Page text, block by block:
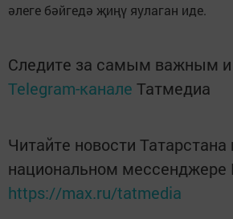
әлеге бәйгедә җиңү яулаган иде.
Следите за самым важным
Telegram-канале Татмедиа
Читайте новости Татарстана
национальном мессенджере
https://max.ru/tatmedia